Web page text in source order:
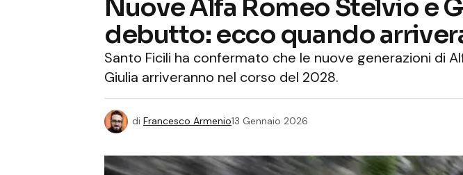
Nuove Alfa Romeo Stelvio e
debutto: ecco quando
Santo Ficili ha confermato che le nuove generazioni di
Giulia arriveranno nel corso del 2028.
di Francesco Armenio13 Gennaio 2026